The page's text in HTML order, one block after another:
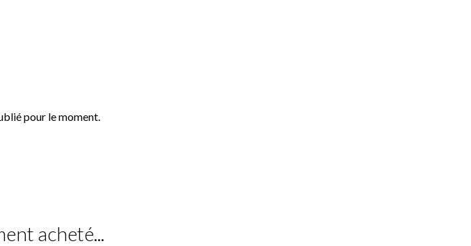
pour le moment.
acheté...